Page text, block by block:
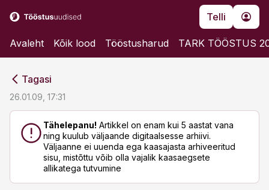
Telli
Avaleht Kõik lood Tööstusharud TARK TÖÖSTUS
Tagasi
26.01.09, 17:31
Tähelepanu! Artikkel on enam kui 5 aastat vana
ning kuulub väljaande digitaalsesse arhiivi.
Väljaanne ei uuenda ega kaasajasta arhiveeritud
sisu, mistõttu võib olla vajalik kaasaegsete
allikatega tutvumine